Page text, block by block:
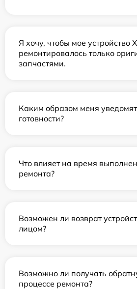
Я хочу, чтобы мое устройство
ремонтировалось только
запчастями.
Каким образом меня
готовности?
Что влияет на время
ремонта?
Возможен ли возврат
лицом?
Возможно ли получать
процессе ремонта?